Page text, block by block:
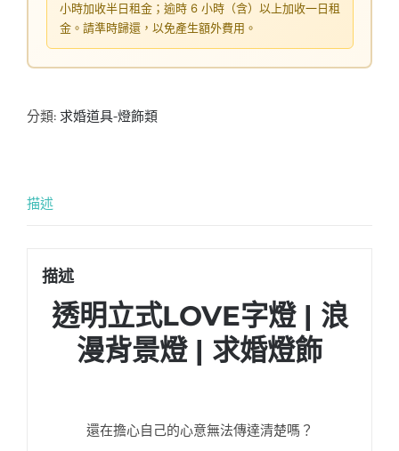
小時加收半日租金；逾時 6 小時（含）以上加收一日租
金。請準時歸還，以免產生額外費用。
分類: 求婚道具-燈飾類
描述
描述
透明立式LOVE字燈 | 浪
漫背景燈 | 求婚燈飾
還在擔心自己的心意無法傳達清楚嗎？